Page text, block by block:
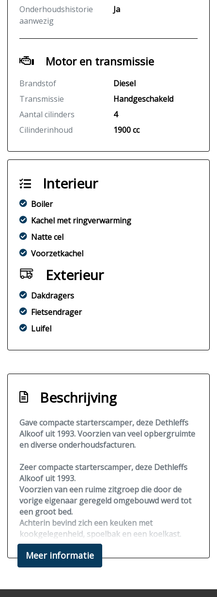
Onderhoudshistorie
aanwezig
Ja
Motor en transmissie
Brandstof
Diesel
Transmissie
Handgeschakeld
Aantal cilinders
4
Cilinderinhoud
1900 cc
Interieur
Boiler
Kachel met ringverwarming
Natte cel
Voorzetkachel
Exterieur
Dakdragers
Fietsendrager
Luifel
Beschrijving
Gave compacte starterscamper, deze Dethleffs
Alkoof uit 1993. Voorzien van veel opbergruimte
en diverse onderhoudsfacturen.
Zeer compacte starterscamper, deze Dethleffs
Alkoof uit 1993.
Voorzien van een ruime zitgroep die door de
vorige eigenaar geregeld omgebouwd werd tot
een groot bed.
Achterin bevind zich een keuken met
kookgelegenheid, spoelbak en een koelkast.
Daarnaast is de badkamer met toilet en douche.
Ruime onderhoudshistorie aanwezig en dit jaar
brandstofpomp is gereviseerd.
Meer informatie